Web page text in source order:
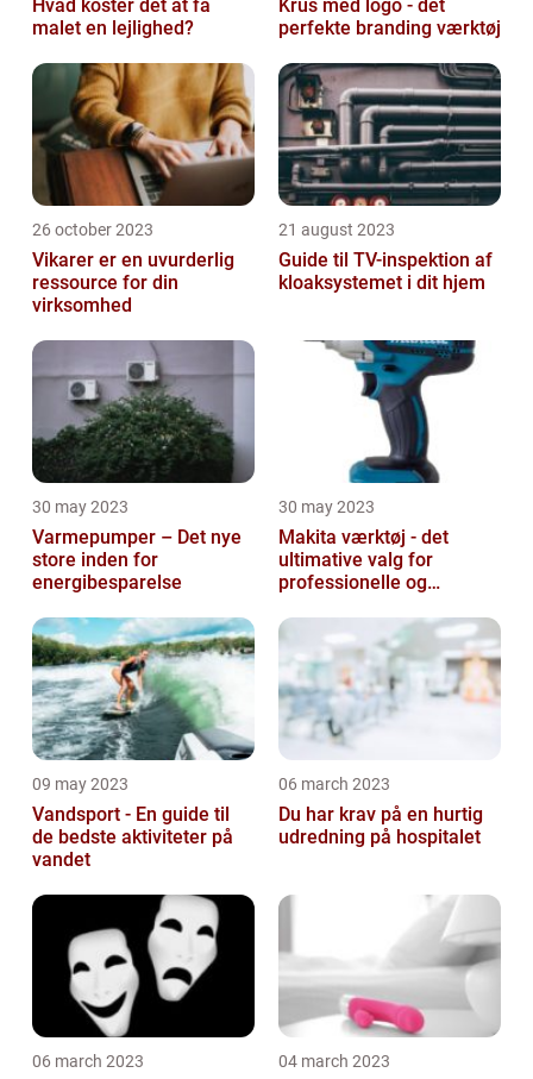
Hvad koster det at få
malet en lejlighed?
Krus med logo - det
perfekte branding værktøj
26 october 2023
Vikarer er en uvurderlig
ressource for din
virksomhed
21 august 2023
Guide til TV-inspektion af
kloaksystemet i dit hjem
30 may 2023
Varmepumper – Det nye
store inden for
energibesparelse
30 may 2023
Makita værktøj - det
ultimative valg for
professionelle og
selv'ere
09 may 2023
Vandsport - En guide til
de bedste aktiviteter på
vandet
06 march 2023
Du har krav på en hurtig
udredning på hospitalet
06 march 2023 04 march 2023